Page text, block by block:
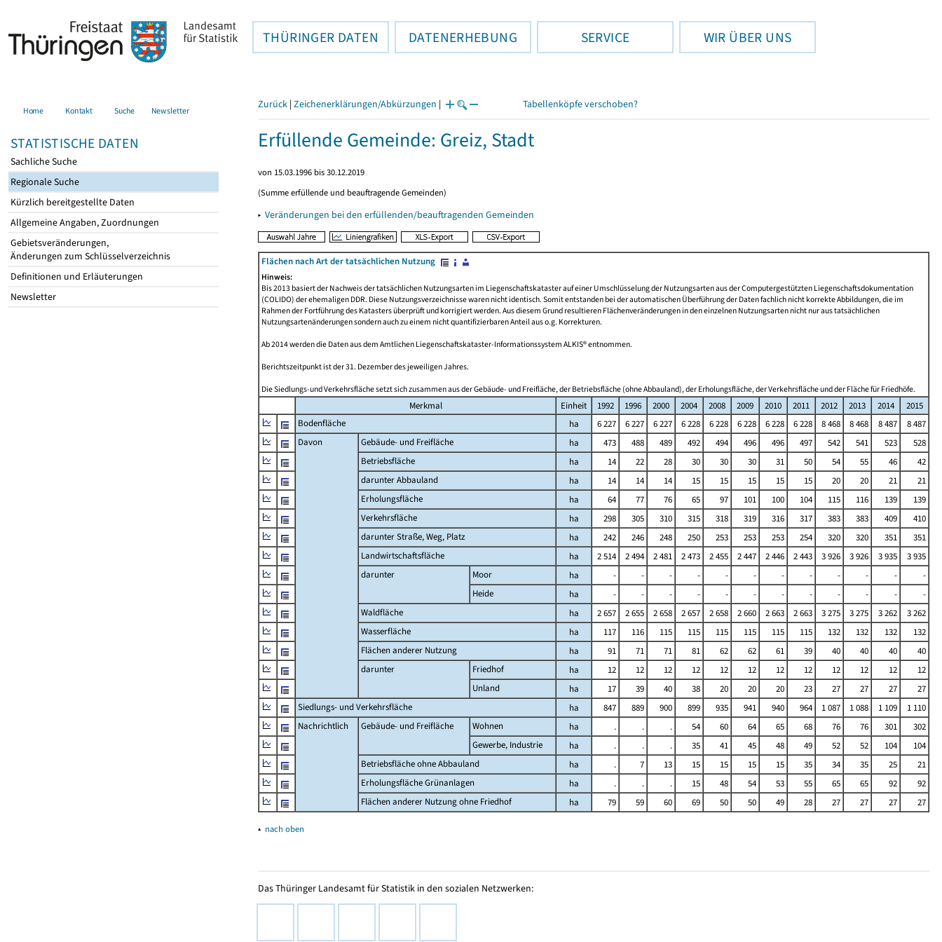
THÜRINGER DATEN DATENERHEBUNG SERVICE WIR ÜBER UNS
Home Kontakt Suche Newsletter
STATISTISCHE DATEN
Sachliche Suche
Regionale Suche
Kürzlich bereitgestellte Daten
Allgemeine Angaben, Zuordnungen
Gebietsveränderungen,
Änderungen zum Schlüsselverzeichnis
Definitionen und Erläuterungen
Newsletter
Zurück | Zeichenerklärungen/Abkürzungen | Tabellenköpfe verschoben?
Erfüllende Gemeinde: Greiz, Stadt
von 15.03.1996 bis 30.12.2019
(Summe erfüllende und beauftragende Gemeinden)
▸ Veränderungen bei den erfüllenden/beauftragenden Gemeinden
Flächen nach Art der tatsächlichen Nutzung
Hinweis:
Bis 2013 basiert der Nachweis der tatsächlichen Nutzungsarten im Liegenschaftskataster auf einer Umschlüsselung der Nutzungsarten aus der Computergestützten Liegenschaftsdokumentation
(COLIDO) der ehemaligen DDR. Diese Nutzungsverzeichnisse waren nicht identisch. Somit entstanden bei der automatischen Überführung der Daten fachlich nicht korrekte Abbildungen, die im
Rahmen der Fortführung des Katasters überprüft und korrigiert werden. Aus diesem Grund resultieren Flächenveränderungen in den einzelnen Nutzungsarten nicht nur aus tatsächlichen
Nutzungsartenänderungen sondern auch zu einem nicht quantifizierbaren Anteil aus o.g. Korrekturen.
Ab 2014 werden die Daten aus dem Amtlichen Liegenschaftskataster-Informationssystem ALKIS® entnommen.
Berichtszeitpunkt ist der 31. Dezember des jeweiligen Jahres.
Die Siedlungs-und Verkehrsfläche setzt sich zusammen aus der Gebäude- und Freifläche, der Betriebsfläche (ohne Abbauland), der Erholungsfläche, der Verkehrsfläche und der Fläche für Friedhöfe.
Merkmal Einheit 1992 1996 2000 2004 2008 2009 2010 2011 2012 2013 2014
2015
Bodenfläche
ha 6 227 6 227 6 227 6 228 6 228 6 228 6 228 6 228 8 468 8 468 8 487
8 487
Davon
Gebäude- und Freifläche ha 473 488 489 492 494 496 496 497 542 541 523
528
Betriebsfläche
ha 14 22 28 30 30 30 31 50 54 55 46
42
darunter Abbauland
ha 14 14 14 15 15 15 15 15 20 20 21
21
Erholungsfläche
ha 64 77 76 65 97 101 100 104 115 116 139
139
Verkehrsfläche
ha 298 305 310 315 318 319 316 317 383 383 409
410
darunter Straße, Weg, Platz
ha 242 246 248 250 253 253 253 254 320 320 351
351
Landwirtschaftsfläche
ha 2 514 2 494 2 481 2 473 2 455 2 447 2 446 2 443 3 926 3 926 3 935
3 935
darunter
Moor ha - - - - - - - - - - -
-
Heide
ha - - - - - - - - - - -
-
Waldfläche
ha 2 657 2 655 2 658 2 657 2 658 2 660 2 663 2 663 3 275 3 275 3 262
3 262
Wasserfläche
ha 117 116 115 115 115 115 115 115 132 132 132
132
Flächen anderer Nutzung
ha 91 71 71 81 62 62 61 39 40 40 40
40
darunter
Friedhof ha 12 12 12 12 12 12 12 12 12 12 12
12
Unland
ha 17 39 40 38 20 20 20 23 27 27 27
27
Siedlungs- und Verkehrsfläche
ha 847 889 900 899 935 941 940 964 1 087 1 088 1 109
1 110
Nachrichtlich
Gebäude- und Freifläche Wohnen ha . . . 54 60 64 65 68 76 76 301
302
Gewerbe, Industrie
ha . . . 35 41 45 48 49 52 52 104
104
Betriebsfläche ohne Abbauland
ha . 7 13 15 15 15 15 35 34 35 25
21
Erholungsfläche Grünanlagen
ha . . . 15 48 54 53 55 65 65 92
92
Flächen anderer Nutzung ohne Friedhof
ha 79 59 60 69 50 50 49 28 27 27 27 27
▴ nach oben
Das Thüringer Landesamt für Statistik in den sozialen Netzwerken: